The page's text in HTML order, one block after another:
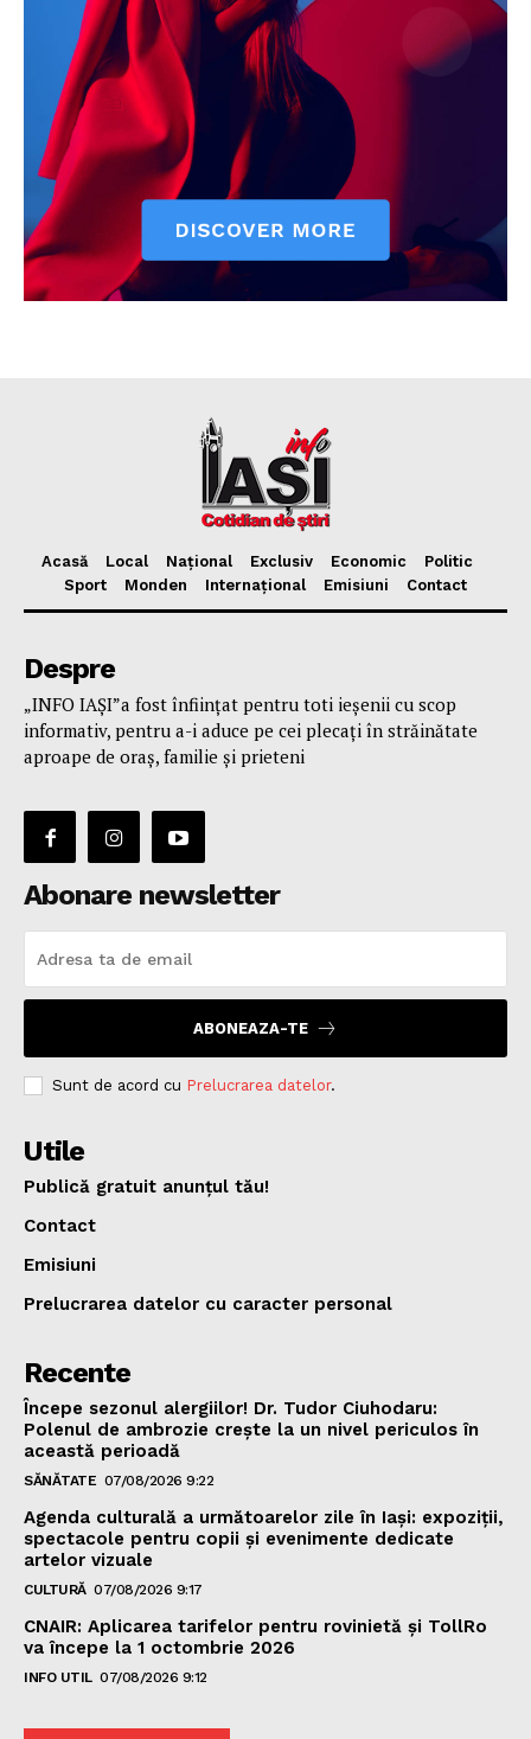
Acasă Local Național Exclusiv Economic
Politic
Sport
Monden Internațional Emisiuni Contact
Despre
„INFO IAȘI”a fost înfiinţat pentru toti ieşenii cu scop
informativ, pentru a-i aduce pe cei plecaţi în străinătate
aproape de oraş, familie și prieteni
Abonare newsletter
ABONEAZA-TE
Sunt de acord cu Prelucrarea datelor.
Utile
Publică gratuit anunțul tău!
Contact
Emisiuni
Prelucrarea datelor cu caracter personal
Recente
Începe sezonul alergiilor! Dr. Tudor Ciuhodaru:
Polenul de ambrozie crește la un nivel periculos în
această perioadă
SĂNĂTATE 07/08/2026 9:22
Agenda culturală a următoarelor zile în Iași: expoziții,
spectacole pentru copii și evenimente dedicate
artelor vizuale
CULTURĂ 07/08/2026 9:17
CNAIR: Aplicarea tarifelor pentru rovinietă și TollRo
va începe la 1 octombrie 2026
INFO UTIL 07/08/2026 9:12